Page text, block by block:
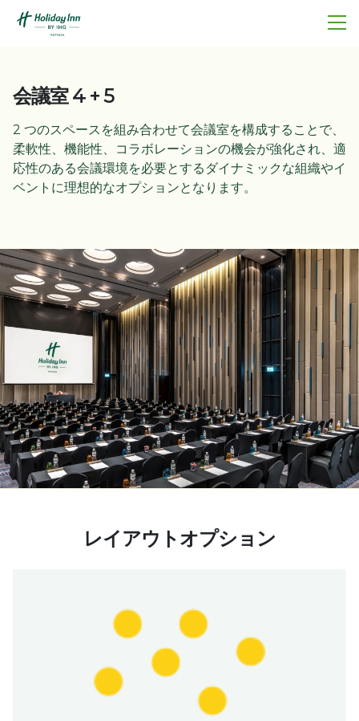
会議室 4 + 5
2 つのスペースを組み合わせて会議室を構成することで、
柔軟性、機能性、コラボレーションの機会が強化され、適
応性のある会議環境を必要とするダイナミックな組織やイ
ベントに理想的なオプションとなります。
レイアウトオプション